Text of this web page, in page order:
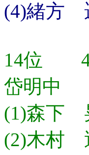
(4)緒方
14位
岱明中
(1)森下
(2)木村